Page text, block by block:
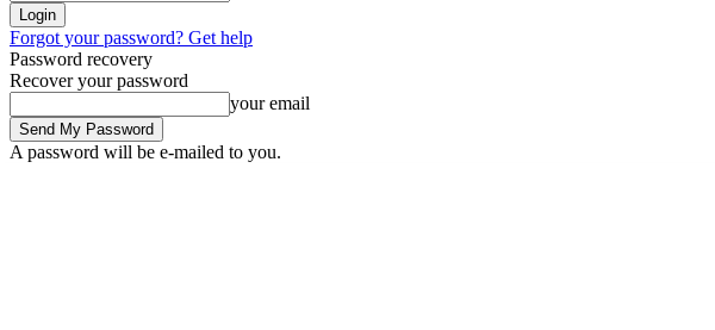
Forgot your password? Get help
Password recovery
Recover your password
your email
A password will be e-mailed to you.